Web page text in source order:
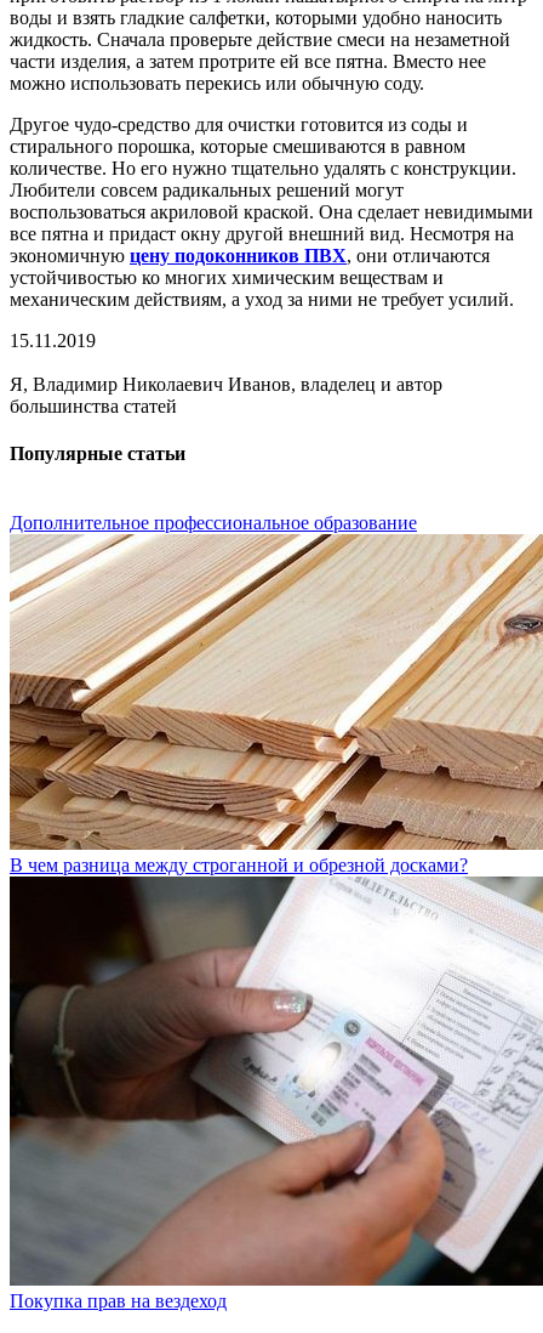
воды и взять гладкие салфетки, которыми удобно наносить
жидкость. Сначала проверьте действие смеси на незаметной
части изделия, а затем протрите ей все пятна. Вместо нее
можно использовать перекись или обычную соду.
Другое чудо-средство для очистки готовится из соды и
стирального порошка, которые смешиваются в равном
количестве. Но его нужно тщательно удалять с конструкции.
Любители совсем радикальных решений могут
воспользоваться акриловой краской. Она сделает невидимыми
все пятна и придаст окну другой внешний вид. Несмотря на
экономичную цену подоконников ПВХ, они отличаются
устойчивостью ко многих химическим веществам и
механическим действиям, а уход за ними не требует усилий.
15.11.2019
Я, Владимир Николаевич Иванов, владелец и автор
большинства статей
Популярные статьи
Дополнительное профессиональное образование
В чем разница между строганной и обрезной досками?
Покупка прав на вездеход